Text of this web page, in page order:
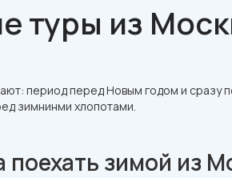
туры из
период перед Новым годом и сразу
зимнинми хлопотами.
поехать зимой из